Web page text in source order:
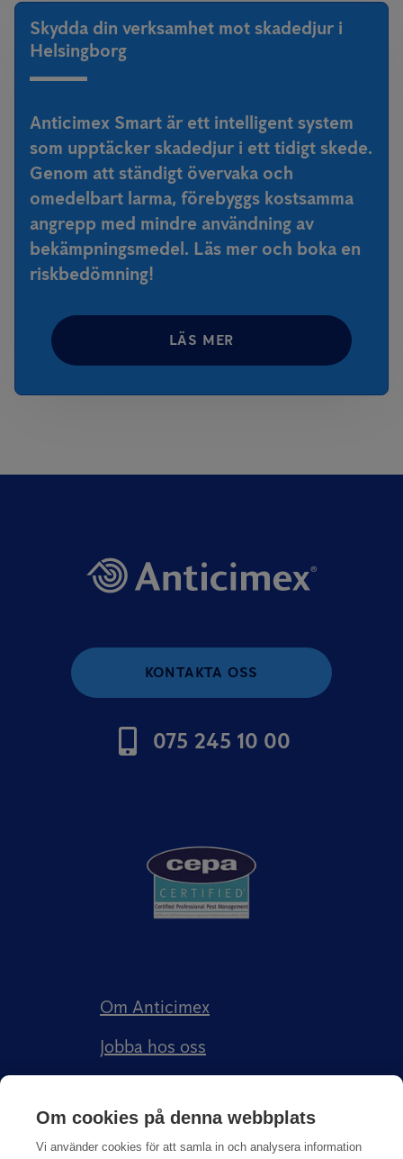
Skydda din verksamhet mot skadedjur i
Helsingborg
Anticimex Smart är ett intelligent system
som upptäcker skadedjur i ett tidigt skede.
Genom att ständigt övervaka och
omedelbart larma, förebyggs kostsamma
angrepp med mindre användning av
bekämpningsmedel. Läs mer och boka en
riskbedömning!
LÄS MER
KONTAKTA OSS
075 245 10 00
Om Anticimex
Jobba hos oss
Anticimex Försäkringar AB
Om cookies på denna webbplats
Vi använder cookies för att samla in och analysera information